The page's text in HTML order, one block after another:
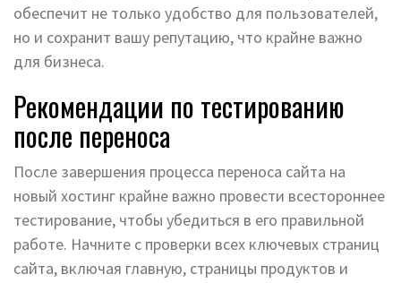
обеспечит не только удобство для пользователей,
но и сохранит вашу репутацию, что крайне важно
для бизнеса.
Рекомендации по тестированию
после переноса
После завершения процесса переноса сайта на
новый хостинг крайне важно провести всестороннее
тестирование, чтобы убедиться в его правильной
работе. Начните с проверки всех ключевых страниц
сайта, включая главную, страницы продуктов и